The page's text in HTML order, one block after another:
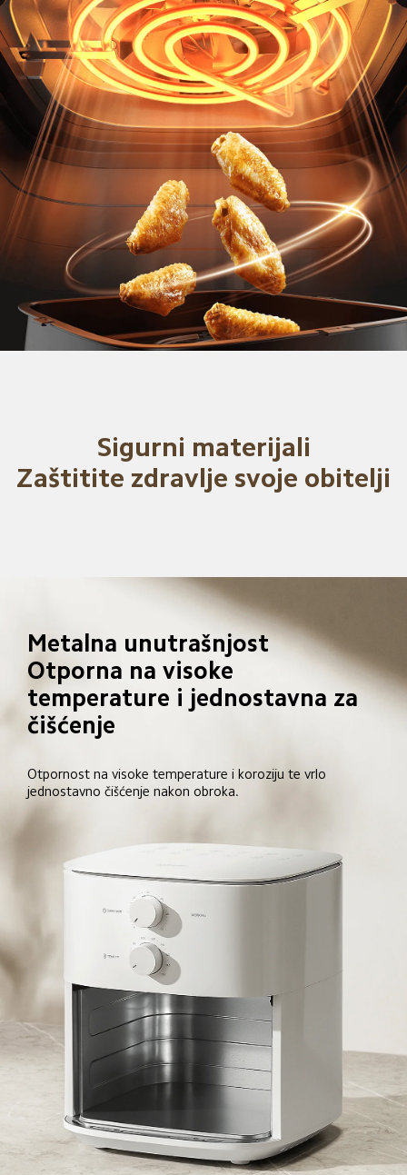
Sigurni materijali
Zaštitite zdravlje svoje obitelji
Metalna unutrašnjost
Otporna na visoke
temperature i jednostavna za
čišćenje
Otpornost na visoke temperature i koroziju te vrlo
jednostavno čišćenje nakon obroka.